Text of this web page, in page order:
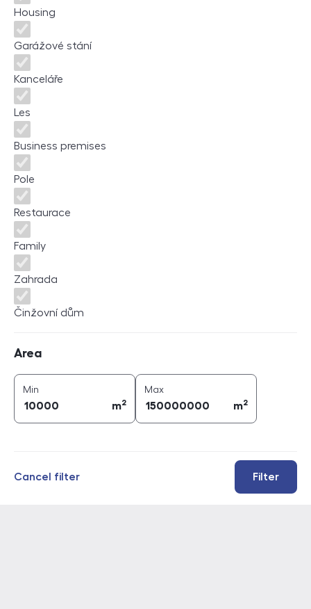
Housing
Garážové stání
Kanceláře
Les
Business premises
Pole
Restaurace
Family
Zahrada
Činžovní dům
Area
Min
m2
Maxarea (
m2
Filter
Cancel filter